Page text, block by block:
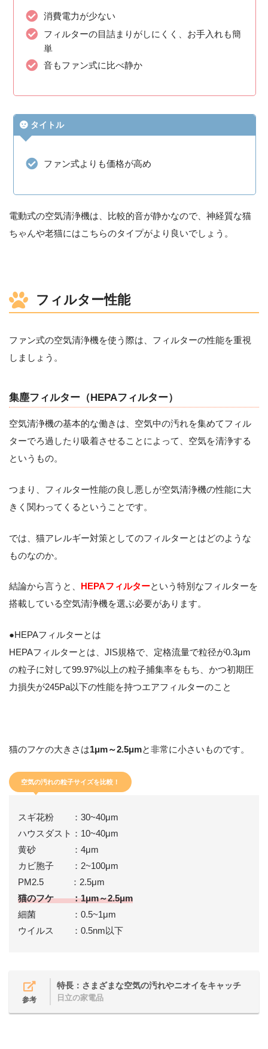
消費電力が少ない
フィルターの目詰まりがしにくく、お手入れも簡
単
音もファン式に比べ静か
タイトル
ファン式よりも価格が高め
電動式の空気清浄機は、比較的音が静かなので、神経質な猫
ちゃんや老猫にはこちらのタイプがより良いでしょう。
フィルター性能
ファン式の空気清浄機を使う際は、フィルターの性能を重視
しましょう。
集塵フィルター（HEPAフィルター）
空気清浄機の基本的な働きは、空気中の汚れを集めてフィル
ターでろ過したり吸着させることによって、空気を清浄する
というもの。
つまり、フィルター性能の良し悪しが空気清浄機の性能に大
きく関わってくるということです。
では、猫アレルギー対策としてのフィルターとはどのような
ものなのか。
結論から言うと、 HEPAフィルターという特別なフィルターを
搭載している空気清浄機を選ぶ必要があります。
●HEPAフィルターとは
HEPAフィルターとは、 JIS規格で、定格流量で粒径が0.3μm
の粒子に対して99.97%以上の粒子捕集率をもち、かつ初期圧
力損失が245Pa以下の性能を持つエアフィルターのこと
猫のフケの大きさは1μm～2.5μmと非常に小さいものです。
空気の汚れの粒子サイズを比較！
スギ花粉 ：30~40μm
ハウスダスト：10~40μm
黄砂 ：4μm
カビ胞子 ：2~100μm
PM2.5 ：2.5μm
猫のフケ ：1μm～2.5μm
細菌 ：0.5~1μm
ウイルス ：0.5nm以下
参考
特長：さまざまな空気の汚れやニオイをキャッチ
日立の家電品